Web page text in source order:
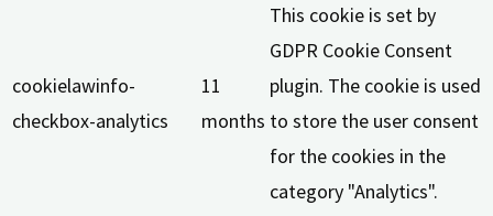
cookielawinfo-
checkbox-analytics
11
months
This cookie is set by
GDPR Cookie Consent
plugin. The cookie is used
to store the user consent
for the cookies in the
category "Analytics".